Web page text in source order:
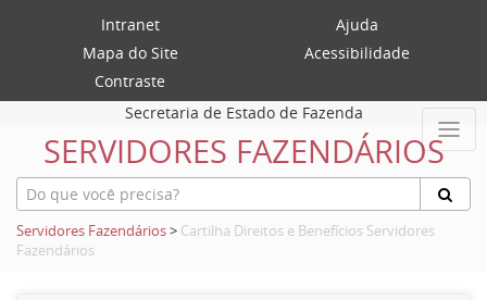
Intranet
Ajuda
Mapa do Site
Acessibilidade
Contraste
Secretaria de Estado de Fazenda
SERVIDORES FAZENDÁRIOS
Servidores Fazendários> Cartilha Direitos e Benefícios Servidores
Fazendários